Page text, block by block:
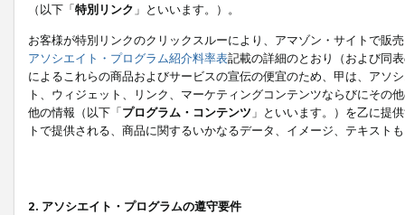
（以下「特別リンク 」といいます。）。
お客様が特別リンクのクリックスルーにより、アマゾン・サイトで販
アソシエイト・プログラム紹介料率表記載の詳細のとおり（および同
によるこれらの商品およびサービスの宣伝の便宜のため、甲は、アソ
ト、ウィジェット、リンク、マーケティングコンテンツならびにその
他の情報（以下「プログラム・コンテンツ 」といいます。）を乙に提
トで提供される、商品に関するいかなるデータ、イメージ、テキス
2. アソシエイト・プログラムの遵守要件